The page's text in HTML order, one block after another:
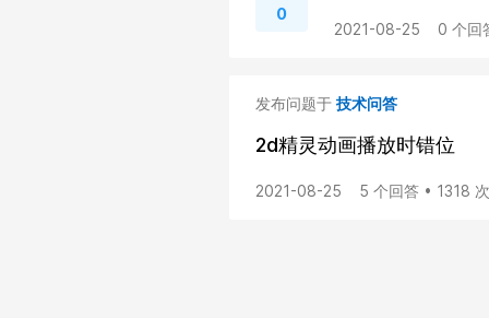
0
2021-08-25 0 个回
发布问题于 技术问答
2d精灵动画播放时错位
2021-08-25 5 个回答 • 1318